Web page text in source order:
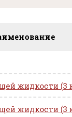
жидкости (3
жидкости (3